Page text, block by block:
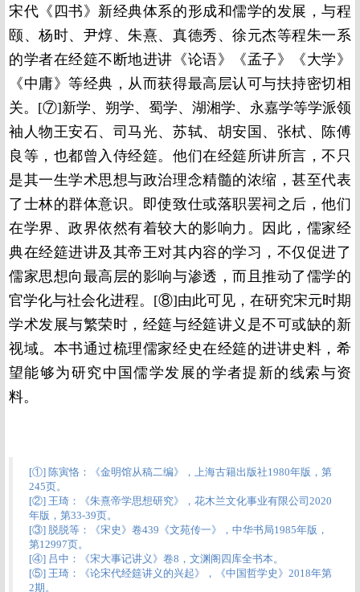
宋代《四书》新经典体系的形成和儒学的发展，与程
颐、杨时、尹焞、朱熹、真德秀、徐元杰等程朱一系
的学者在经筵不断地进讲《论语》《孟子》《大学》
《中庸》等经典，从而获得最高层认可与扶持密切相
关。[⑦]新学、朔学、蜀学、湖湘学、永嘉学等学派领
袖人物王安石、司马光、苏轼、胡安国、张栻、陈傅
良等，也都曾入侍经筵。他们在经筵所讲所言，不只
是其一生学术思想与政治理念精髓的浓缩，甚至代表
了士林的群体意识。即使致仕或落职罢祠之后，他们
在学界、政界依然有着较大的影响力。因此，儒家经
典在经筵进讲及其帝王对其内容的学习，不仅促进了
儒家思想向最高层的影响与渗透，而且推动了儒学的
官学化与社会化进程。[⑧]由此可见，在研究宋元时期
学术发展与繁荣时，经筵与经筵讲义是不可或缺的新
视域。本书通过梳理儒家经史在经筵的进讲史料，希
望能够为研究中国儒学发展的学者提新的线索与资
料。
[①] 陈寅恪：《金明馆从稿二编》，上海古籍出版社1980年版，第
245页。
[②] 王琦：《朱熹帝学思想研究》，花木兰文化事业有限公司2020
年版，第33-39页。
[③] 脱脱等：《宋史》卷439《文苑传一》，中华书局1985年版，
第12997页。
[④] 吕中：《宋大事记讲义》卷8，文渊阁四库全书本。
[⑤] 王琦：《论宋代经筵讲义的兴起》，《中国哲学史》2018年第
2期。